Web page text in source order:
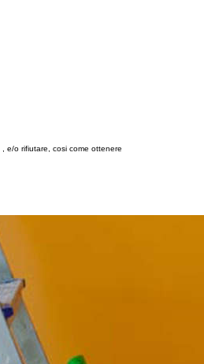
, e/o rifiutare, cosi come ottenere